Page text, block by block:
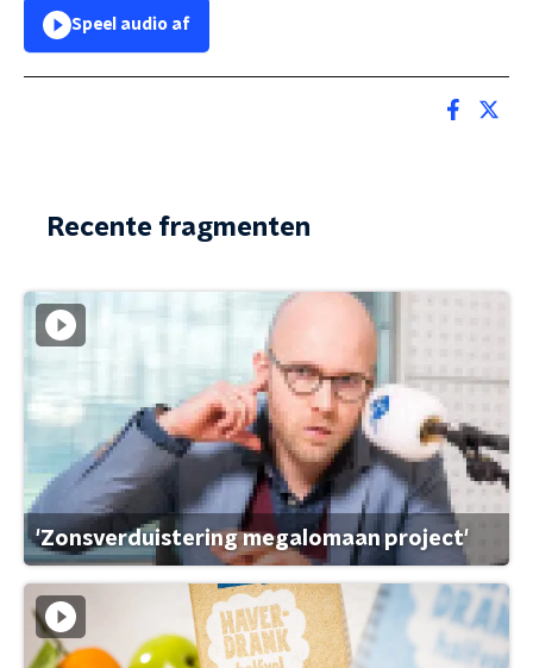
Speel audio af
Recente fragmenten
'Zonsverduistering megalomaan project'